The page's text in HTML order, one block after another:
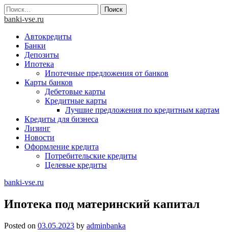
Skip
to
Найти:
banki-vse.ru
Автокредиты
Банки
Депозиты
Ипотека
Ипотечные предложения от банков
Карты банков
Дебетовые карты
Кредитные карты
Лучшие предложения по кредитным картам
Кредиты для бизнеса
Лизинг
Новости
Оформление кредита
Потребительские кредиты
Целевые кредиты
banki-vse.ru
Ипотека под материнский капитал
Posted on 03.05.2023 by adminbanka